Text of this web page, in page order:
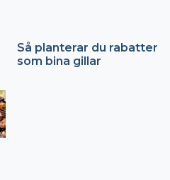
Så planterar du rabatter
som bina gillar